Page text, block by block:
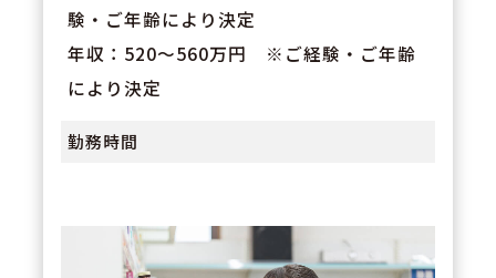
験・ご年齢により決定
年収：520～560万円 ※ご経験・ご年齢
により決定
勤務時間